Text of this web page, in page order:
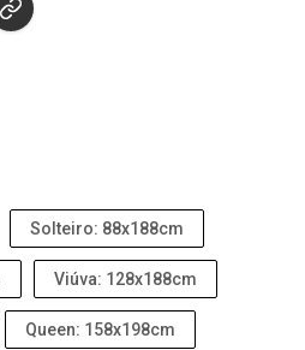
Solteiro: 88x188cm
Viúva: 128x188cm
Queen: 158x198cm